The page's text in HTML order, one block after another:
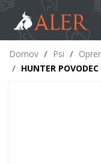
Domov / Psi /
/ HUNTER